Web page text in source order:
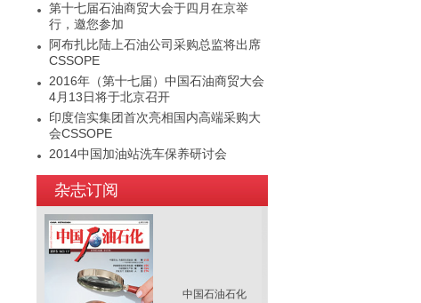
第十七届石油商贸大会于四月在京举
行，邀您参加
阿布扎比陆上石油公司采购总监将出席
CSSOPE
2016年（第十七届）中国石油商贸大会
4月13日将于北京召开
印度信实集团首次亮相国内高端采购大
会CSSOPE
2014中国加油站洗车保养研讨会
2015年（第十二届）中国国际油品行业
年终大会即将召开
杂志订阅
中国石油石化